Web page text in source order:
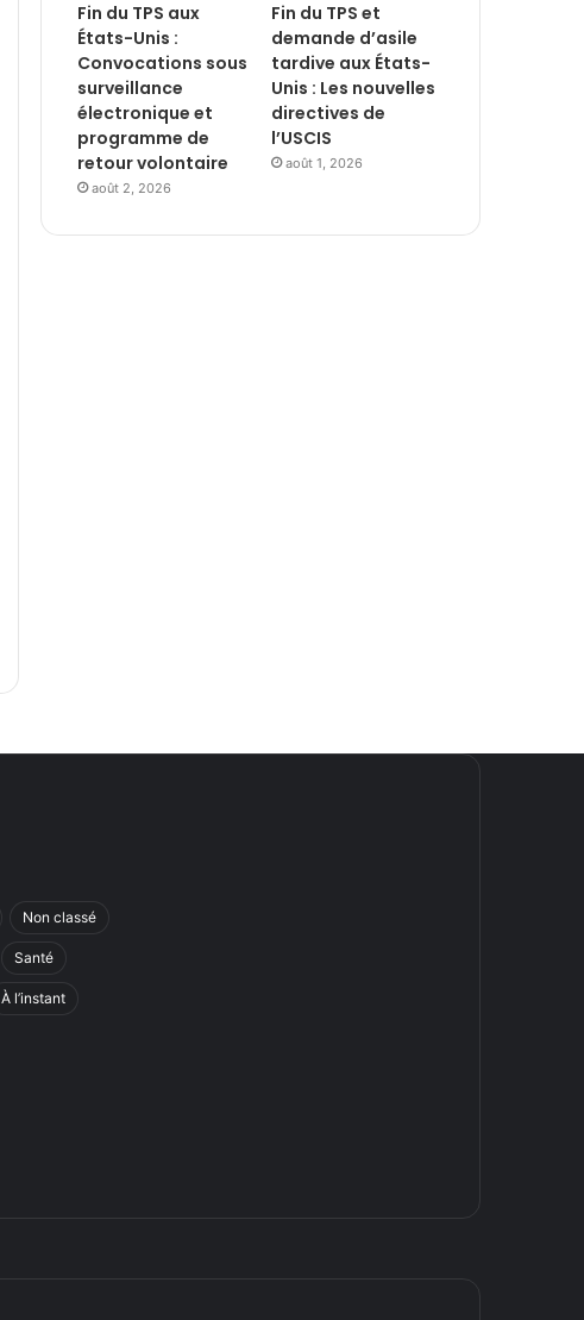
Fin du TPS aux
États-Unis :
Convocations sous
surveillance
électronique et
programme de
retour volontaire
août 2, 2026
Fin du TPS et
demande d’asile
tardive aux États-
Unis : Les nouvelles
directives de
l’USCIS
août 1, 2026
Non classé
Santé
À l’instant